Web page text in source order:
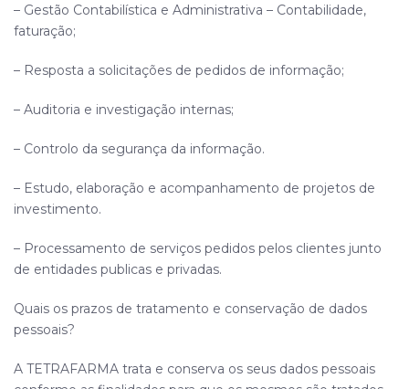
– Gestão Contabilística e Administrativa – Contabilidade,
faturação;
– Resposta a solicitações de pedidos de informação;
– Auditoria e investigação internas;
– Controlo da segurança da informação.
– Estudo, elaboração e acompanhamento de projetos de
investimento.
– Processamento de serviços pedidos pelos clientes junto
de entidades publicas e privadas.
Quais os prazos de tratamento e conservação de dados
pessoais?
A TETRAFARMA trata e conserva os seus dados pessoais